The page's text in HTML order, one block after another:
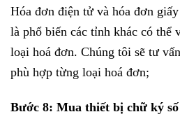
Hóa đơn điện tử và hóa đơn
là phổ biến các tỉnh khác có thể
loại hoá đơn. Chúng tôi sẽ tư
phù hợp từng loại hoá đơn;
Bước 8: Mua thiết bị chữ ký